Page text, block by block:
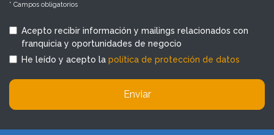
* Campos obligatorios
Acepto recibir información y mailings relacionados con
franquicia y oportunidades de negocio
He leído y acepto la política de protección de datos
Enviar